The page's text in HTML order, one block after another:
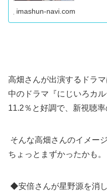
imashun-navi.com
高畑さんが出演するドラ
中のドラマ『にじいろカ
11.2％と好調で、新視聴
そんな高畑さんのイメー
ちょっとまずかったかも。
◆安倍さんが星野源を消し